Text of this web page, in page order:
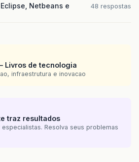
Netbeans e
48 respostas
Livros de tecnologia
infraestrutura e inovacao
traz resultados
Resolva seus problemas